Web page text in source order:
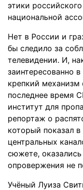
этики
национальной
Нет в России и
бы следило за
телевидении. И,
заинтересованно
крепкий механизм
последнее время
институт для
репортаж о
который показал
центральных
сюжете,
опровержения не
Учёный Луиза